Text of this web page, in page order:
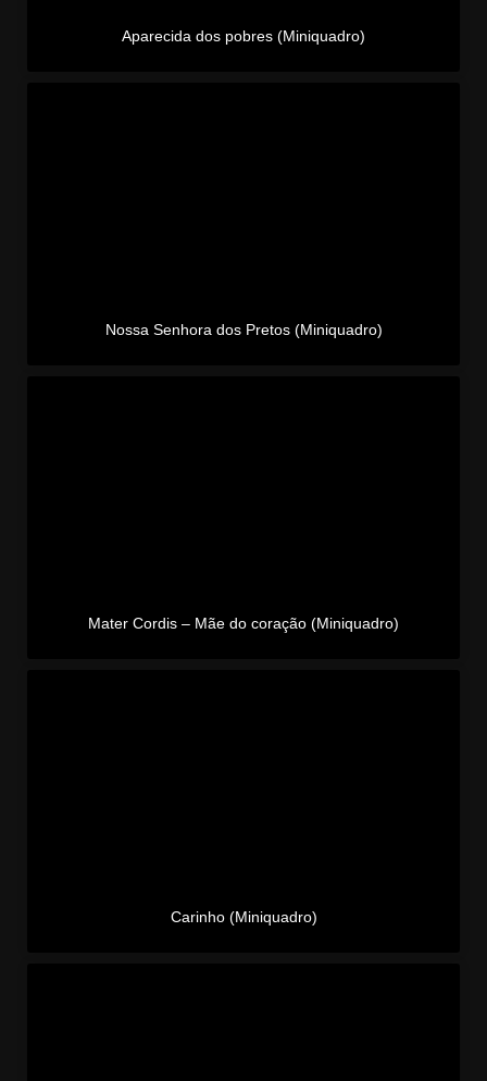
Aparecida dos pobres (Miniquadro)
Nossa Senhora dos Pretos (Miniquadro)
Mater Cordis – Mãe do coração (Miniquadro)
Carinho (Miniquadro)